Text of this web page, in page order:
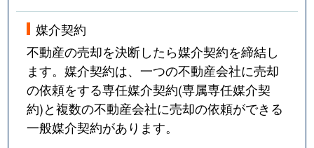
媒介契約
不動産の売却を決断したら媒介契約を締結し
ます。媒介契約は、一つの不動産会社に売却
の依頼をする専任媒介契約(専属専任媒介契
約)と複数の不動産会社に売却の依頼ができる
一般媒介契約があります。